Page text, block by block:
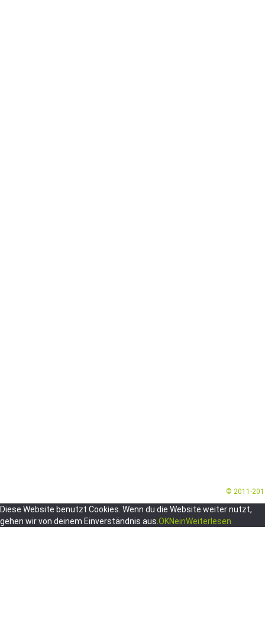
© 2011-
Diese Website benutzt Cookies. Wenn du die Website weiter nutzt,
gehen wir von deinem Einverständnis aus. OKNeinWeiterlesen